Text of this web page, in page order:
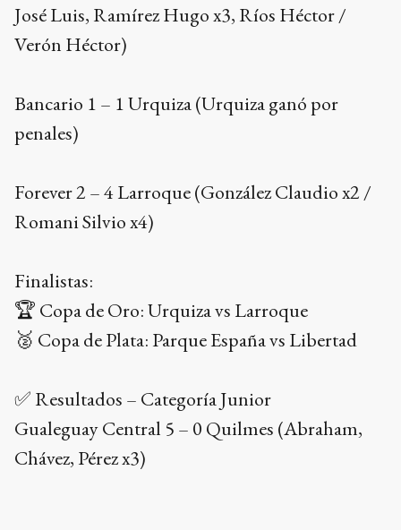
José Luis, Ramírez Hugo x3, Ríos Héctor /
Verón Héctor)
Bancario 1 – 1 Urquiza (Urquiza ganó por
penales)
Forever 2 – 4 Larroque (González Claudio x2 /
Romani Silvio x4)
Finalistas:
🏆 Copa de Oro: Urquiza vs Larroque
🥈 Copa de Plata: Parque España vs Libertad
✅ Resultados – Categoría Junior
Gualeguay Central 5 – 0 Quilmes (Abraham,
Chávez, Pérez x3)